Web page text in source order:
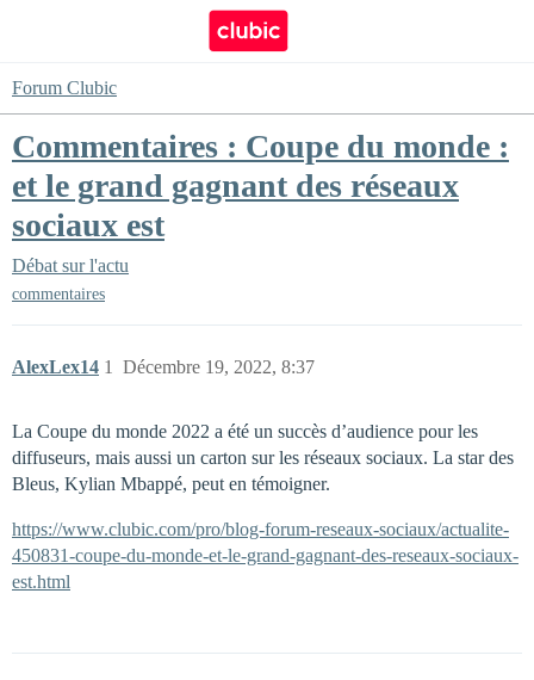
Forum Clubic
Commentaires : Coupe du monde :
et le grand gagnant des réseaux
sociaux est
Débat sur l'actu
commentaires
AlexLex14 Décembre 19, 2022, 8:37
1
La Coupe du monde 2022 a été un succès d’audience pour les
diffuseurs, mais aussi un carton sur les réseaux sociaux. La star des
Bleus, Kylian Mbappé, peut en témoigner.
https://www.clubic.com/pro/blog-forum-reseaux-sociaux/actualite-
450831-coupe-du-monde-et-le-grand-gagnant-des-reseaux-sociaux-
est.html